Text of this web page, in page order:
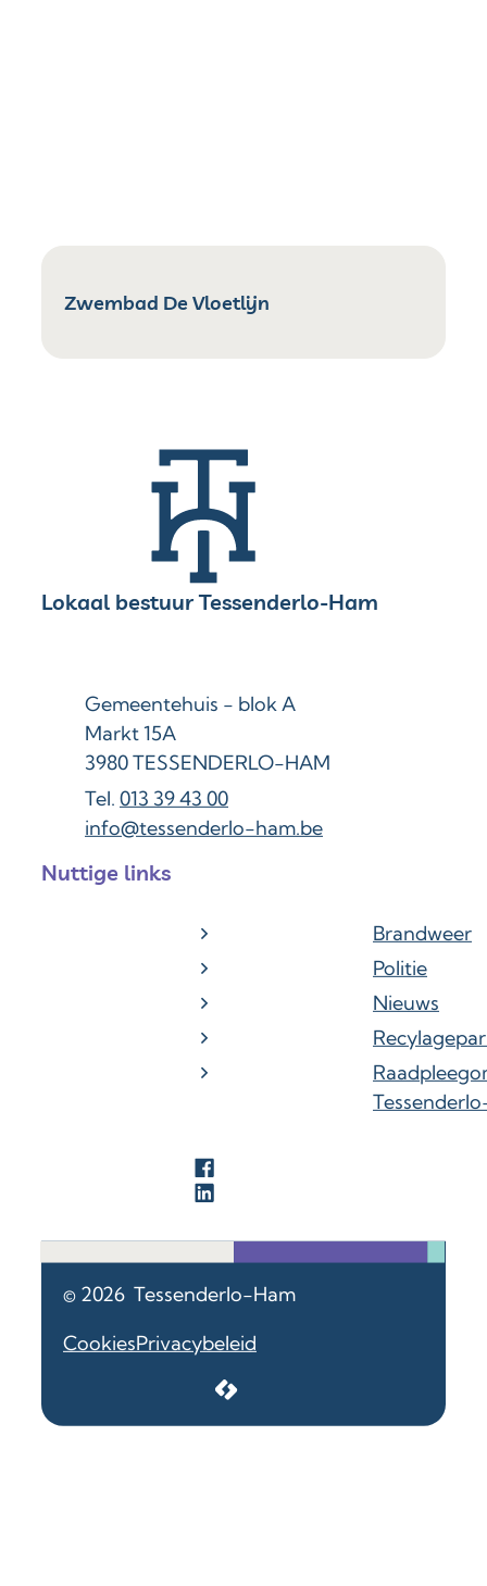
Zwembad De Vloetlijn
Contact & openingsuren
Lokaal bestuur Tessenderlo-Ham
AdresGemeentehuis - blok A
Markt 15A
,3980TESSENDERLO-HAM
013 39 43 00
E-mailinfo@tessenderlo-ham.be
Nuttige links
Brandweer
Politie
Nieuws
© 2026 Tessenderlo-Ham
CookiesPrivacybeleid